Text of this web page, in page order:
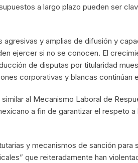
a largo plazo pueden ser
y amplias de difusión y
ejercer si no se conocen. El
de disputas por titularidad
corporativas y blancas continúan
al Mecanismo Laboral de
a fin de garantizar el respeto
y mecanismos de sanción
que reiteradamente han